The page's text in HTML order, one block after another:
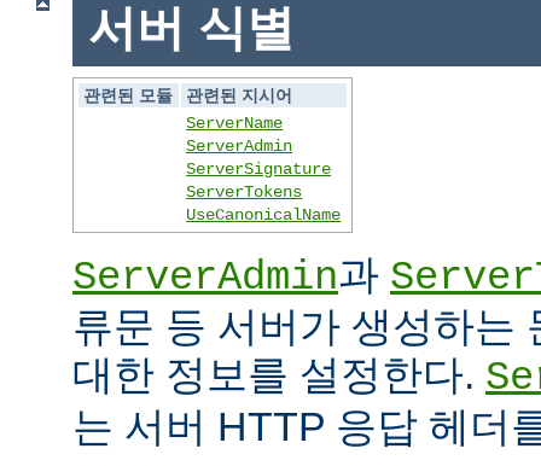
서버 식별
관련된 모듈
관련된 지시어
ServerName
ServerAdmin
ServerSignature
ServerTokens
UseCanonicalName
ServerAdmin과
류문 등 서버가 생성하는
대한 정보를 설정한다.
는 서버 HTTP 응답 헤더